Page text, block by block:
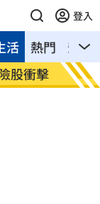
登入
熱門 影音
活
股衝擊
東發
歡